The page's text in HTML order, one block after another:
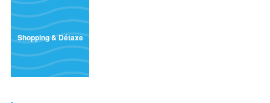
Shopping & Détaxe